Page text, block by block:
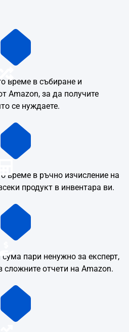
време в събиране и
Amazon, за да получите
се нуждаете.
време в ръчно изчисление на
продукт в инвентара ви.
пари ненужно за експерт,
сложните отчети на Amazon.